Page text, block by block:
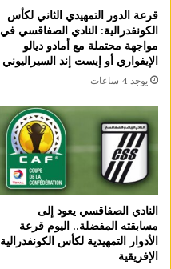
قرعة الدور التمهيدي الثاني لكأس
الكونفدرالية: النادي الصفاقسي في
مواجهة محتملة مع أمادو ديالو
الإيفواري أو إيست إند السيراليوني
يوجد 4 ساعات
النادي الصفاقسي يعود إلى
مسابقته المفضلة.. اليوم قرعة
الأدوار التمهيدية لكأس الكونفدرالية
الإفريقية